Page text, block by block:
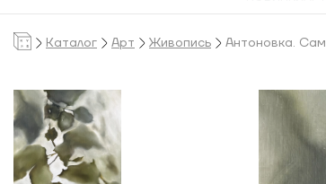
Каталог Арт Живопись Антоновка.